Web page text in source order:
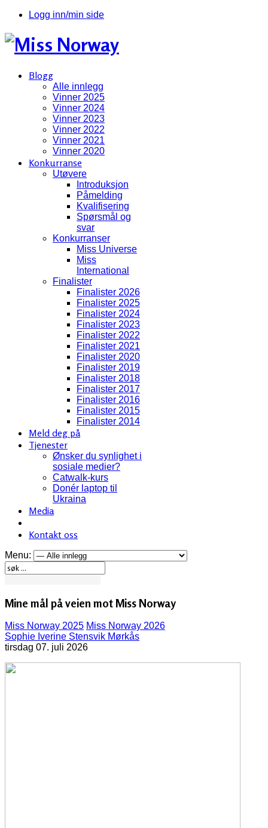
Logg inn/min side
Blogg
Alle innlegg
Vinner 2025
Vinner 2024
Vinner 2023
Vinner 2022
Vinner 2021
Vinner 2020
Konkurranse
Utøvere
Introduksjon
Påmelding
Kvalifisering
Spørsmål og
svar
Konkurranser
Miss Universe
Miss
International
Finalister
Finalister 2026
Finalister 2025
Finalister 2024
Finalister 2023
Finalister 2022
Finalister 2021
Finalister 2020
Finalister 2019
Finalister 2018
Finalister 2017
Finalister 2016
Finalister 2015
Finalister 2014
Meld deg på
Tjenester
Ønsker du synlighet i
sosiale medier?
Catwalk-kurs
Donér laptop til
Ukraina
Media
Kontakt oss
Menu:
Mine mål på veien mot Miss Norway
Miss Norway 2025 Miss Norway 2026
Sophie Iverine Stensvik Mørkås
tirsdag 07. juli 2026